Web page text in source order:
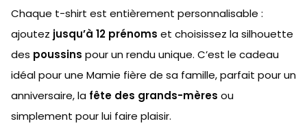
Chaque t-shirt est entièrement personnalisable :
ajoutez jusqu’à 12 prénoms et choisissez la silhouette
des poussins pour un rendu unique. C’est le cadeau
idéal pour une Mamie fière de sa famille, parfait pour un
anniversaire, la fête des grands-mères ou
simplement pour lui faire plaisir.